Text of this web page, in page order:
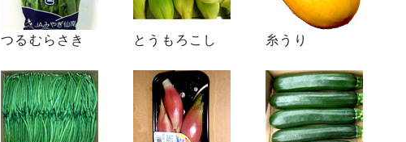
つるむらさき とうもろこし 糸うり